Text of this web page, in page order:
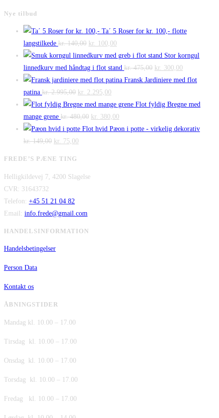
Nye tilbud
Ta´ 5 Roser for kr. 100,- flotte
langstilkede kr.140,00 Den
oprindelige
pris
var:
kr. 140,00.
kr. 100,00
aktuelle
pris
er:
Stor korngul
linnedkurv med håndtag i flot stand kr.475,00 Den
oprindelige
var:
kr. 300,00
aktuelle
er:
Fransk Jardiniere med flot
patina kr.2.995,00 Den
oprindelige
pris
var:
kr. 2.995,00.
kr. 2.295,00
aktuelle
pris
er:
Flot fyldig Bregne med
mange grene kr.480,00 Den
oprindelige
kr. 380,00
aktuelle
Flot hvid Pæon i potte - virkelig dekorativ
kr.149,00 Den
var:
kr. 75,00
er:
FREDE’S PÆNE TING
Helligkildevej 7, 4200 Slagelse
CVR: 31643732
Telefon: +45 51 21 04 82
Email: info.frede@gmail.com
HANDELSINFORMATION
Handelsbetingelser
Person Data
Kontakt os
ÅBNINGSTIDER
Mandag kl. 10.00 – 17.00
Tirsdag kl. 10.00 – 17.00
Onsdag kl. 10.00 – 17.00
Torsdag kl. 10.00 – 17.00
Fredag kl. 10.00 – 17.00